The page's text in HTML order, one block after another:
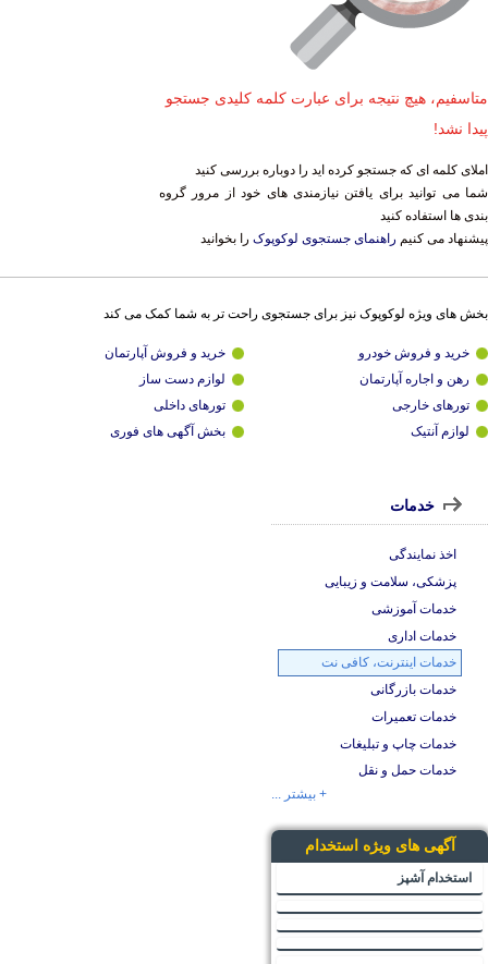
متاسفیم، هیچ نتیجه برای عبارت کلمه کلیدی جستجو
پیدا نشد!
املای کلمه ای که جستجو کرده اید را دوباره بررسی کنید
شما می توانید برای یافتن نیازمندی های خود از مرور گروه
بندی ها استفاده کنید
پیشنهاد می کنیم راهنمای جستجوی لوکوپوک را بخوانید
بخش های ویژه لوکوپوک نیز برای جستجوی راحت تر به شما کمک می کند
خرید و فروش خودرو
خرید و فروش آپارتمان
رهن و اجاره آپارتمان
لوازم دست ساز
تورهای خارجی
تورهای داخلی
لوازم آنتیک
بخش آگهی های فوری
خدمات
اخذ نمایندگی
پزشکی، سلامت و زیبایی
خدمات آموزشی
خدمات اداری
خدمات اینترنت، کافی نت
خدمات بازرگانی
خدمات تعمیرات
خدمات چاپ و تبلیغات
خدمات حمل و نقل
+ بیشتر ...
آگهی های ویژه استخدام
استخدام آشپز